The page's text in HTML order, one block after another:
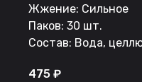
Жжение: Сильное
Паков: 30 шт.
Состав: Вода,
475 ₽